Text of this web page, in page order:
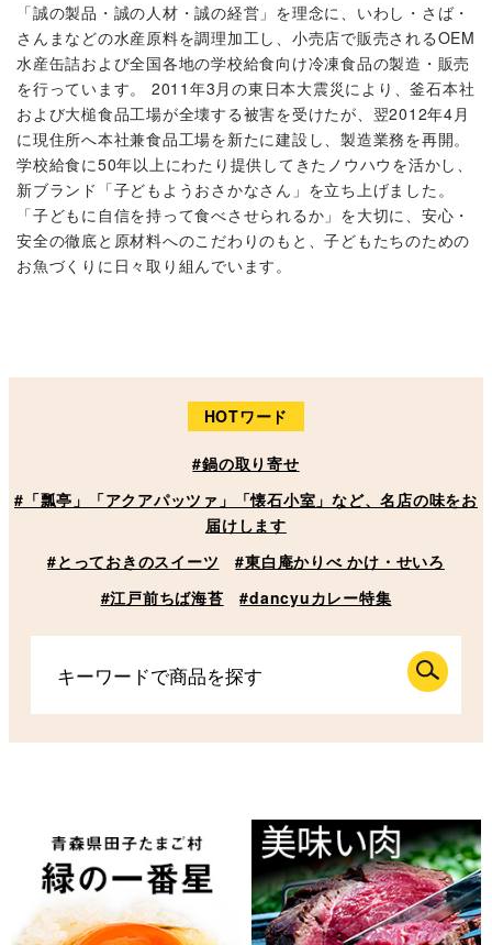
「誠の製品・誠の人材・誠の経営」を理念に、いわし・さば・
さんまなどの水産原料を調理加工し、小売店で販売されるOEM
水産缶詰および全国各地の学校給食向け冷凍食品の製造・販売
を行っています。 2011年3月の東日本大震災により、釜石本社
および大槌食品工場が全壊する被害を受けたが、翌2012年4月
に現住所へ本社兼食品工場を新たに建設し、製造業務を再開。
学校給食に50年以上にわたり提供してきたノウハウを活かし、
新ブランド「子どもようおさかなさん」を立ち上げました。
「子どもに自信を持って食べさせられるか」を大切に、安心・
安全の徹底と原材料へのこだわりのもと、子どもたちのための
お魚づくりに日々取り組んでいます。
HOTワード
#鍋の取り寄せ
#「瓢亭」「アクアパッツァ」「懐石小室」など、名店の味をお
届けします
#とっておきのスイーツ
#東白庵かりべ かけ・せいろ
#江戸前ちば海苔
#dancyuカレー特集